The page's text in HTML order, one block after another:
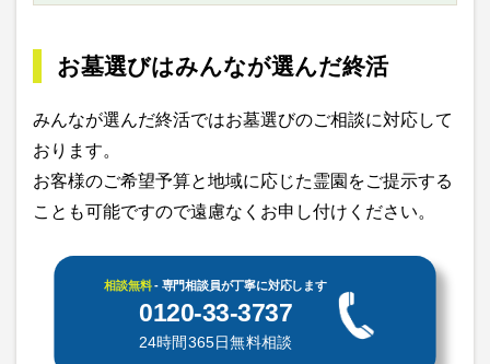
お墓選びはみんなが選んだ終活
みんなが選んだ終活ではお墓選びのご相談に対応して
おります。
お客様のご希望予算と地域に応じた霊園をご提示する
ことも可能ですので遠慮なくお申し付けください。
相談無料- 専門相談員が丁寧に対応します
0120-33-3737
24時間365日無料相談